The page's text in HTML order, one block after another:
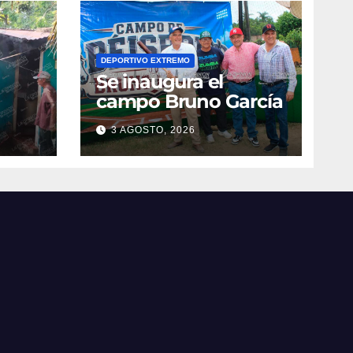
DEPORTIVO EXTREMO
Se inaugura el
campo Bruno García
3 AGOSTO, 2026